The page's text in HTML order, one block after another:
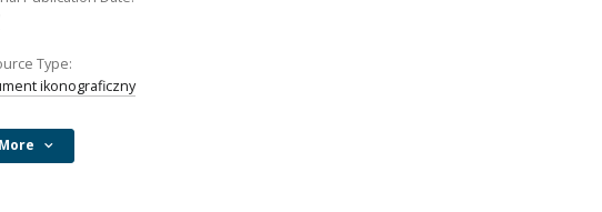
Type:
ikonograficzny
More